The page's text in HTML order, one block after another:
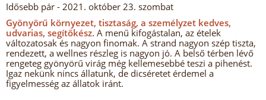
Idősebb pár - 2021. október 23. szombat
Gyönyörű környezet, tisztaság, a személyzet kedves,
udvarias, segítőkész. A menű kifogástalan, az ételek
változatosak és nagyon finomak. A strand nagyon szép tiszta,
rendezett, a wellnes részleg is nagyon jó. A belső térben lévő
rengeteg gyönyörű virág még kellemesebbé teszi a pihenést.
Igaz nekünk nincs állatunk, de dicséretet érdemel a
figyelmesség az állatok iránt.